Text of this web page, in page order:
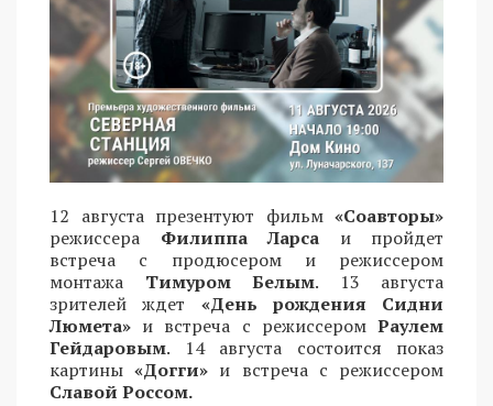
12 августа презентуют фильм «Соавторы»
режиссера Филиппа Ларса и пройдет
встреча с продюсером и режиссером
монтажа Тимуром Белым. 13 августа
зрителей ждет «День рождения Сидни
Люмета» и встреча с режиссером Раулем
Гейдаровым. 14 августа состоится показ
картины«Догги» и встреча с режиссером
Славой Россом.